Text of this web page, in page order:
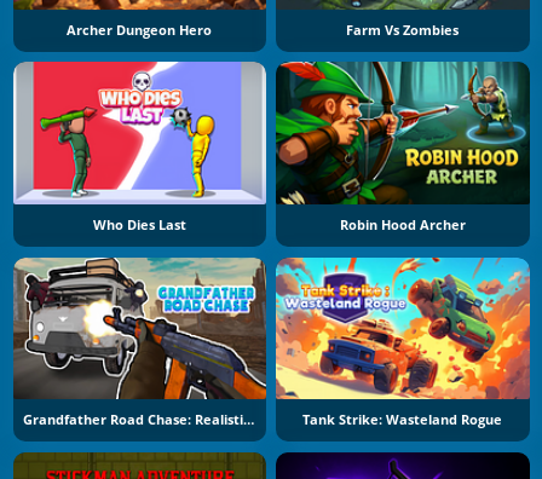
Archer Dungeon Hero Farm Vs Zombies
Who Dies Last Robin Hood Archer
Grandfather Road Chase: Realistic Shooter Tank Strike: Wasteland Rogue